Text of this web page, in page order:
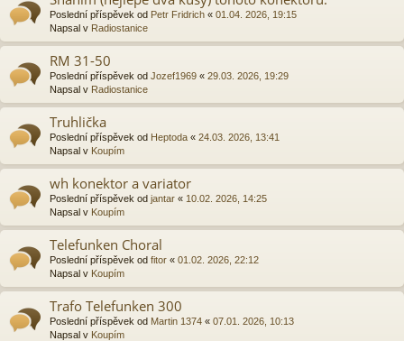
Poslední příspěvek od Petr Fridrich « 01.04. 2026, 19:15
Napsal v Radiostanice
RM 31-50
Poslední příspěvek od Jozef1969 « 29.03. 2026, 19:29
Napsal v Radiostanice
Truhlička
Poslední příspěvek od Heptoda « 24.03. 2026, 13:41
Napsal v Koupím
wh konektor a variator
Poslední příspěvek od jantar « 10.02. 2026, 14:25
Napsal v Koupím
Telefunken Choral
Poslední příspěvek od fitor « 01.02. 2026, 22:12
Napsal v Koupím
Trafo Telefunken 300
Poslední příspěvek od Martin 1374 « 07.01. 2026, 10:13
Napsal v Koupím